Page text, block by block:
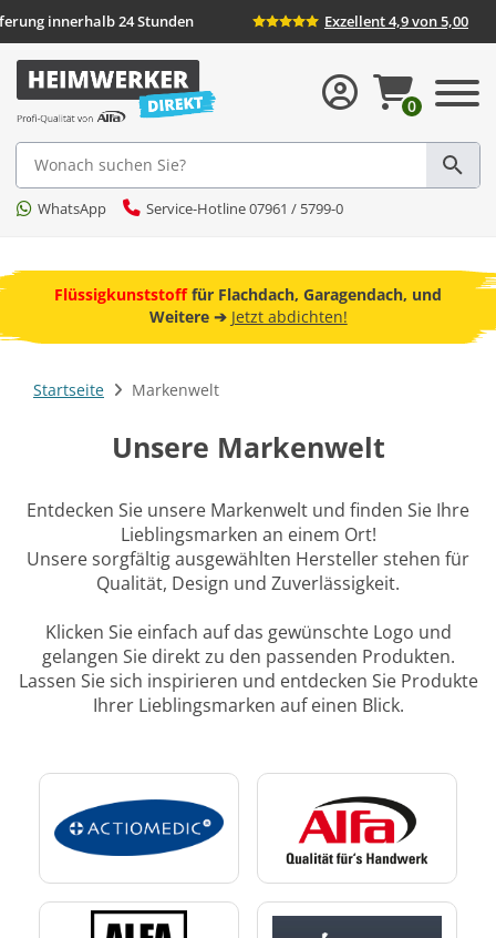
innerhalb 24 Stunden Exzellent 4,9 von 5,00
Suche
WhatsApp Service-Hotline 07961 / 5799-0
0
Flüssigkunststofffür Flachdach, Garagendach, und
Weitere ➔ Jetzt abdichten!
Startseite Markenwelt
Unsere Markenwelt
Entdecken Sie unsere Markenwelt und finden Sie Ihre
Lieblingsmarken an einem Ort!
Unsere sorgfältig ausgewählten Hersteller stehen für
Qualität, Design und Zuverlässigkeit.
Klicken Sie einfach auf das gewünschte Logo und
gelangen Sie direkt zu den passenden Produkten.
Lassen Sie sich inspirieren und entdecken Sie Produkte
Ihrer Lieblingsmarken auf einen Blick.